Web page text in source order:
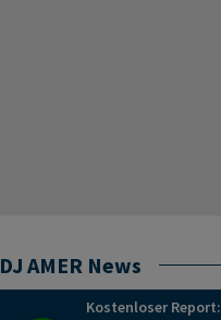
DJ AMER News
Kostenloser Report: